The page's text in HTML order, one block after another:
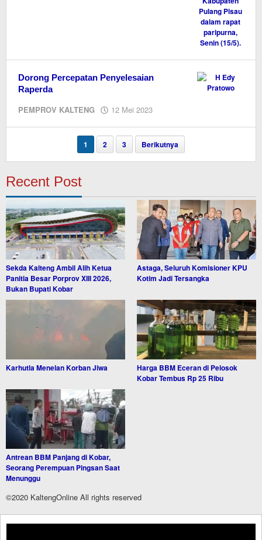
Dorong Percepatan Penyelesaian
Raperda
PEMPROV KALTENG 12 Mei 2023
1 2 3 Berikutnya
Recent Post
Sekda Kalteng Ambil Alih Ketua
Panitia Besar Porprov XIII 2026,
Bukan Bupati Kobar
Astaga, Seluruh Komisioner KPU
Kotim Jadi Tersangka
Karhutla Menelan Korban Jiwa
Harga BBM Eceran di Pelosok
Kobar Tembus Rp 25 Ribu
Antrean BBM Panjang di Kobar,
Seorang Perempuan Pingsan Saat
Menunggu
©2020 KaltengOnline All rights reserved